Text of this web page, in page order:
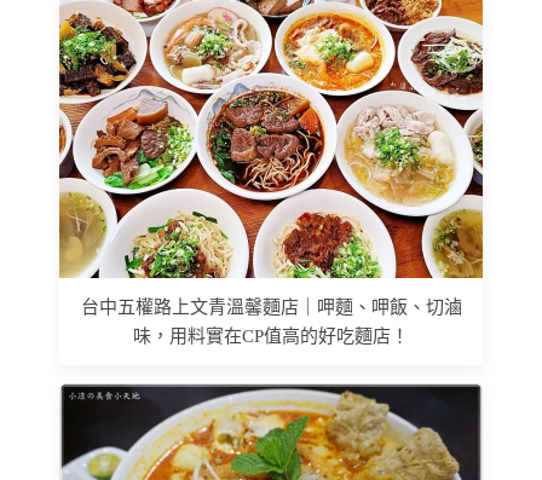
台中五權路上文青溫馨麵店｜呷麵、呷飯、切滷
味，用料實在CP值高的好吃麵店！